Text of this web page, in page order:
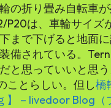
の折り畳み自転車
は、車輪サイズ
まで下げると地面
備されている。
と思っていいと思
ことらしい。但し橋
– livedoor Blog（